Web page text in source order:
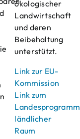
ökologischer
Landwirtschaft
und deren
Beibehaltung
unterstützt.
Link zur EU-
Kommission
Link zum
Landesprogramm
ländlicher
Raum